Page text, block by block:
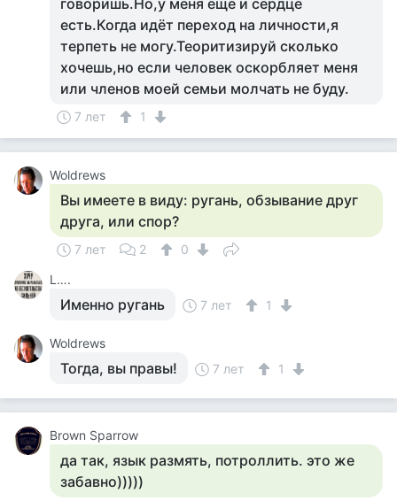
говоришь.Но,у меня ещё и сердце
есть.Когда идёт переход на личности,я
терпеть не могу.Теоритизируй сколько
хочешь,но если человек оскорбляет меня
или членов моей семьи молчать не буду.
7 лет 1
Woldrews
Вы имеете в виду: ругань, обзывание друг
друга, или спор?
7 лет 2
0
L….
Именно ругань 7 лет 1
Woldrews
Тогда, вы правы! 7 лет 1
Brown Sparrow
да так, язык размять, потроллить. это же
забавно)))))